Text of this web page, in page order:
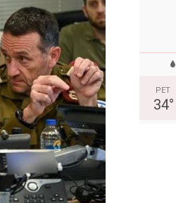
PET
34°